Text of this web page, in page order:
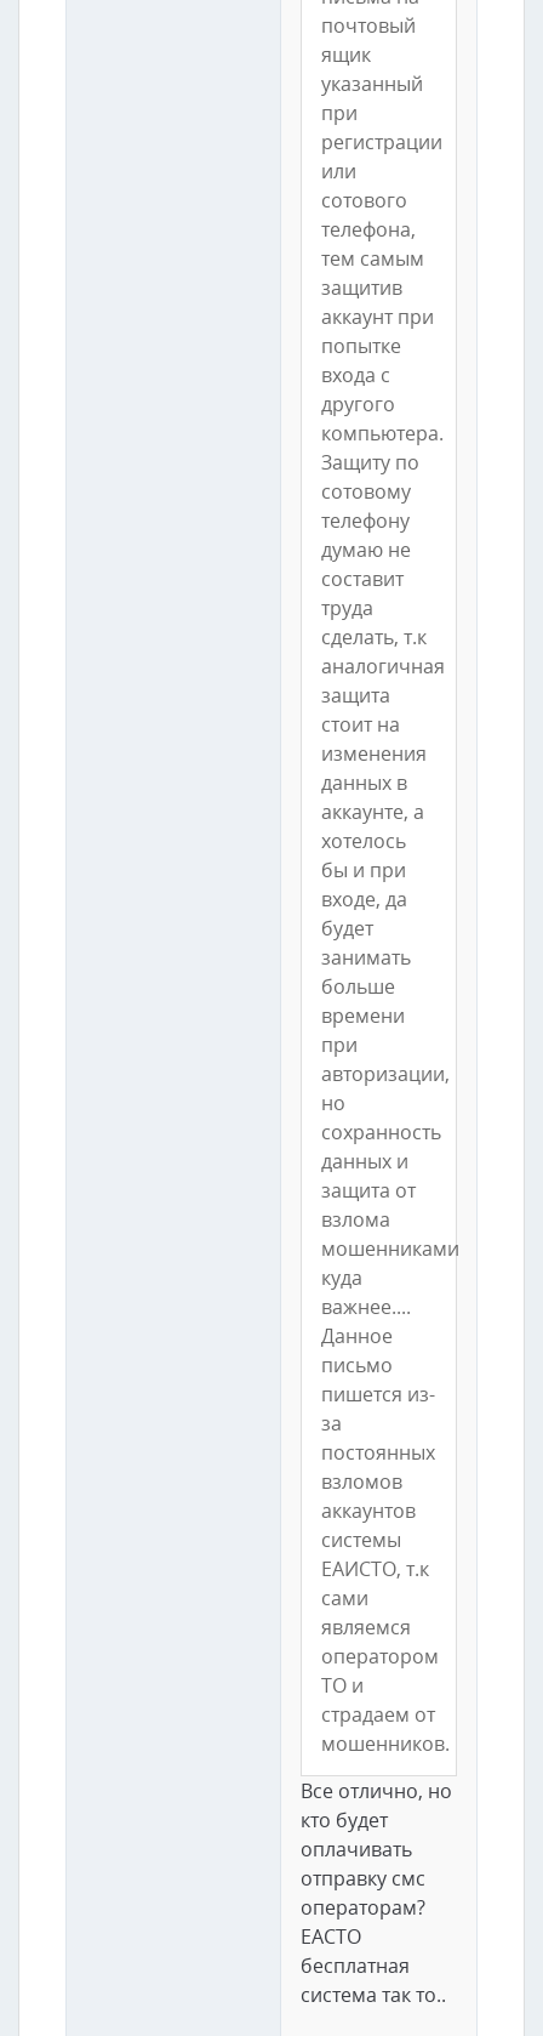
почтовый
ящик
указанный
при
регистрации
или
сотового
телефона,
тем самым
защитив
аккаунт при
попытке
входа с
другого
компьютера.
Защиту по
сотовому
телефону
думаю не
составит
труда
сделать, т.к
аналогичная
защита
стоит на
изменения
данных в
аккаунте, а
хотелось
бы и при
входе, да
будет
занимать
больше
времени
при
авторизации,
но
сохранность
данных и
защита от
взлома
мошенниками
куда
важнее....
Данное
письмо
пишется из-
за
постоянных
взломов
аккаунтов
системы
ЕАИСТО, т.к
сами
являемся
оператором
ТО и
страдаем от
мошенников.
Все отлично, но
кто будет
оплачивать
отправку смс
операторам?
ЕАСТО
бесплатная
система так то..